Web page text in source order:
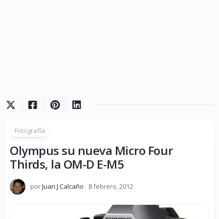
Fotografía
Olympus su nueva Micro Four
Thirds, la OM-D E-M5
porJuan J Calcaño 8 febrero, 2012